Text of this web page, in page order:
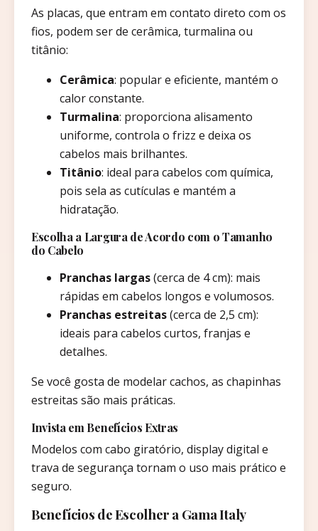
As placas, que entram em contato direto com os
fios, podem ser de cerâmica, turmalina ou
titânio:
Cerâmica: popular e eficiente, mantém o
calor constante.
Turmalina: proporciona alisamento
uniforme, controla o frizz e deixa os
cabelos mais brilhantes.
Titânio: ideal para cabelos com química,
pois sela as cutículas e mantém a
hidratação.
Escolha a Largura de Acordo com o Tamanho
do Cabelo
Pranchas largas(cerca de 4 cm): mais
rápidas em cabelos longos e volumosos.
Pranchas estreitas(cerca de 2,5 cm):
ideais para cabelos curtos, franjas e
detalhes.
Se você gosta de modelar cachos, as chapinhas
estreitas são mais práticas.
Invista em Benefícios Extras
Modelos com cabo giratório, display digital e
trava de segurança tornam o uso mais prático e
seguro.
Benefícios de Escolher a Gama Italy